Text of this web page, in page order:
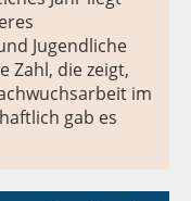
Jugendliche
Zahl, die zeigt,
im
gab es